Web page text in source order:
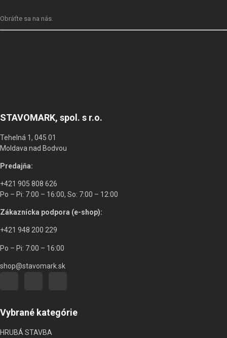
Obráťte sa na nás.
STAVOMARK, spol. s r.o.
Tehelná 1, 045 01
Moldava nad Bodvou
Predajňa:
+421 905 808 626
Po – Pi: 7:00 – 16:00, So: 7:00 – 12:00
Zákaznícka podpora (e-shop):
+421 948 200 229
Po – Pi: 7:00 – 16:00
shop@stavomark.sk
Vybrané kategórie
HRUBÁ STAVBA